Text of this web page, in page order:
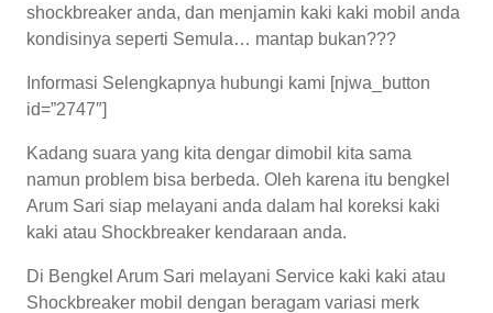
shockbreaker anda, dan menjamin kaki kaki mobil anda
kondisinya seperti Semula… mantap bukan???
Informasi Selengkapnya hubungi kami [njwa_button
id=”2747″]
Kadang suara yang kita dengar dimobil kita sama
namun problem bisa berbeda. Oleh karena itu bengkel
Arum Sari siap melayani anda dalam hal koreksi kaki
kaki atau Shockbreaker kendaraan anda.
Di Bengkel Arum Sari melayani Service kaki kaki atau
Shockbreaker mobil dengan beragam variasi merk